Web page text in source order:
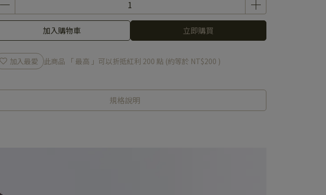
加入購物車 立即購買
加入最愛 此商品 「 最高 」可以折抵紅利 200 點 (約等於 NT$200 )
規格說明